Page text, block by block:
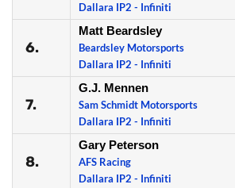
Dallara IP2 - Infiniti
6.
Matt Beardsley
Beardsley Motorsports
Dallara IP2 - Infiniti
7.
G.J. Mennen
Sam Schmidt Motorsports
Dallara IP2 - Infiniti
8.
Gary Peterson
AFS Racing
Dallara IP2 - Infiniti